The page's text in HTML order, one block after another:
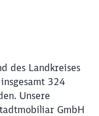
des Landkreises
324
Unsere
GmbH